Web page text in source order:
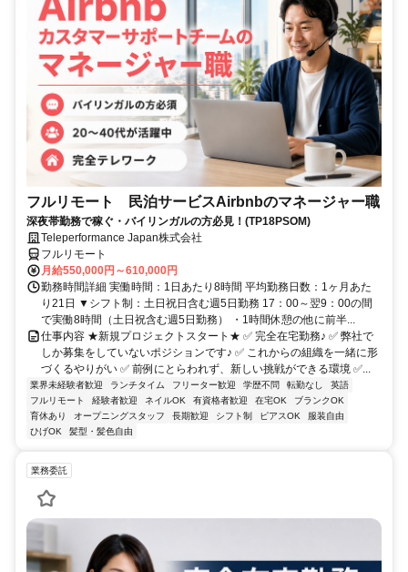
フルリモート 民泊サービスAirbnbのマネージャー職
深夜帯勤務で稼ぐ・バイリンガルの方必見！(TP18PSOM)
Teleperformance Japan株式会社
フルリモート
月給550,000円～610,000円
勤務時間詳細 実働時間：1日あたり8時間 平均勤務日数：1ヶ月あた
り21日 ▼シフト制：土日祝日含む週5日勤務 17：00～翌9：00の間
で実働8時間（土日祝含む週5日勤務） ・1時間休憩の他に前半...
仕事内容 ★新規プロジェクトスタート★ ✅ 完全在宅勤務♪ ✅ 弊社で
しか募集をしていないポジションです♪ ✅ これからの組織を一緒に形
づくるやりがい ✅ 前例にとらわれず、新しい挑戦ができる環境 ✅...
業界未経験者歓迎 ランチタイム フリーター歓迎 学歴不問 転勤なし
英語
フルリモート
経験者歓迎 ネイルOK 有資格者歓迎 在宅OK
ブランクOK
育休あり
オープニングスタッフ 長期歓迎 シフト制 ピアスOK
服装自由
ひげOK
髪型・髪色自由
業務委託